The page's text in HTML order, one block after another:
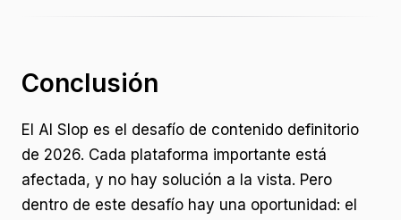
Conclusión
El AI Slop es el desafío de contenido definitorio
de 2026. Cada plataforma importante está
afectada, y no hay solución a la vista. Pero
dentro de este desafío hay una oportunidad: el